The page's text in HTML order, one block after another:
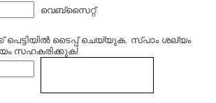
വെബ്സൈറ്റ്
പെട്ടിയില്‍ ടൈപ്പ്‌ ചെയ്യുക. സ്പാം ശല്യം
സഹകരിക്കുക!